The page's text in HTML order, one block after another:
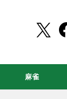
麻雀